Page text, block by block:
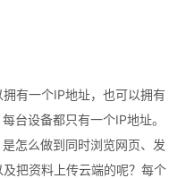
有一个IP地址，也可以拥有
台设备都只有一个IP地址。
怎么做到同时浏览网页、发
把资料上传云端的呢？每个